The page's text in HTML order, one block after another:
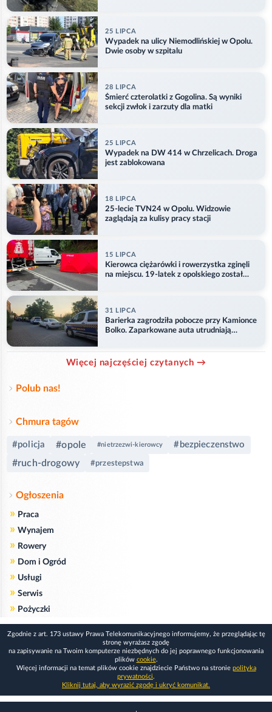
25 LIPCA
Wypadek na ulicy Niemodlińskiej w Opolu.
Dwie osoby w szpitalu
28 LIPCA
Śmierć czterolatki z Gogolina. Są wyniki
sekcji zwłok i zarzuty dla matki
25 LIPCA
Wypadek na DW 414 w Chrzelicach. Droga
jest zablokowana
18 LIPCA
25-lecie TVN24 w Opolu. Widzowie
zaglądają za kulisy pracy stacji
15 LIPCA
Kierowca ciężarówki i rowerzystka zginęli
na miejscu. 19-latek z opolskiego został
31 LIPCA
Barierka zagrodziła pobocze przy Kamionce
Bolko. Zaparkowane auta utrudniają
Więcej najczęściej czytanych →
Polub nas!
Chmura tagów
#policja #opole #nietrzezwi-kierowcy #bezpieczenstwo
#ruch-drogowy #przestepstwa
Ogłoszenia
» Praca
» Wynajem
» Rowery
» Dom i Ogród
» Usługi
» Serwis
» Pożyczki
Zgodnie z art. 173 ustawy Prawa Telekomunikacyjnego informujemy, że przeglądając tę
stronę wyrażasz zgodę
na zapisywanie na Twoim komputerze niezbędnych do jej poprawnego funkcjonowania
plików cookie.
Więcej informacji na temat plików cookie znajdziecie Państwo na stronie polityka
prywatności.
Kliknij tutaj, aby wyrazić zgodę i ukryć komunikat.